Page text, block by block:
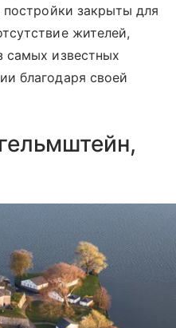
постройки закрыты для
жителей,
самых известных
благодаря своей